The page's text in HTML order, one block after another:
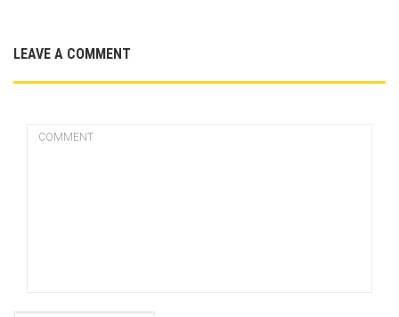
LEAVE A COMMENT